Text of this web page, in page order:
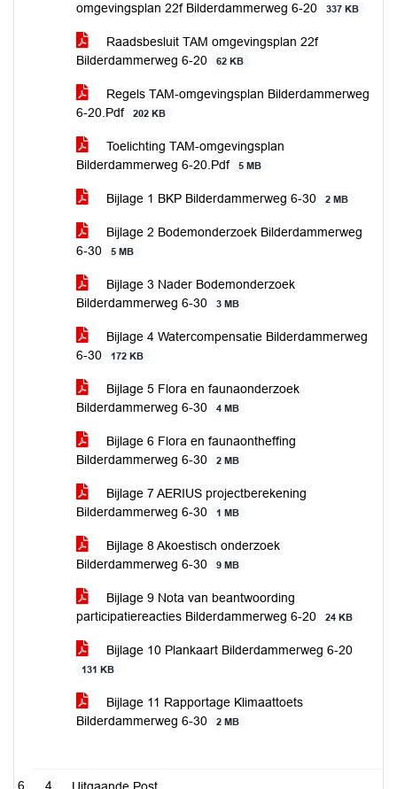
omgevingsplan 22f Bilderdammerweg 6-20
337 KB
Raadsbesluit TAM omgevingsplan 22f
Bilderdammerweg 6-20
62 KB
Regels TAM-omgevingsplan Bilderdammerweg
6-20.Pdf
202 KB
Toelichting TAM-omgevingsplan
Bilderdammerweg 6-20.Pdf
5 MB
Bijlage 1 BKP Bilderdammerweg 6-30 2 MB
Bijlage 2 Bodemonderzoek Bilderdammerweg
6-30
5 MB
Bijlage 3 Nader Bodemonderzoek
Bilderdammerweg 6-30
3 MB
Bijlage 4 Watercompensatie Bilderdammerweg
6-30
172 KB
Bijlage 5 Flora en faunaonderzoek
Bilderdammerweg 6-30
4 MB
Bijlage 6 Flora en faunaontheffing
Bilderdammerweg 6-30
2 MB
Bijlage 7 AERIUS projectberekening
Bilderdammerweg 6-30
1 MB
Bijlage 8 Akoestisch onderzoek
Bilderdammerweg 6-30
9 MB
Bijlage 9 Nota van beantwoording
participatiereacties Bilderdammerweg 6-20
24 KB
Bijlage 10 Plankaart Bilderdammerweg 6-20
131 KB
Bijlage 11 Rapportage Klimaattoets
Bilderdammerweg 6-30
2 MB
4